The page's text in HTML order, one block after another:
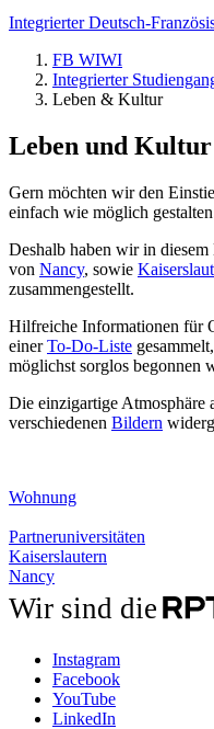
Integrierter Deutsch-
FB WIWI
Integrierter
Leben & Kultur
Leben und Kultur
Gern möchten wir den
einfach wie möglich
Deshalb haben wir in
von Nancy, sowie
zusammengestellt.
Hilfreiche Informationen für
einerTo-Do-Liste
möglichst sorglos begonnen
Die einzigartige Atmosphäre
verschiedenen Bildern
Wohnung
Partneruniversitäten
Kaiserslautern
Nancy
Wir sind die
Instagram
Facebook
YouTube
LinkedIn